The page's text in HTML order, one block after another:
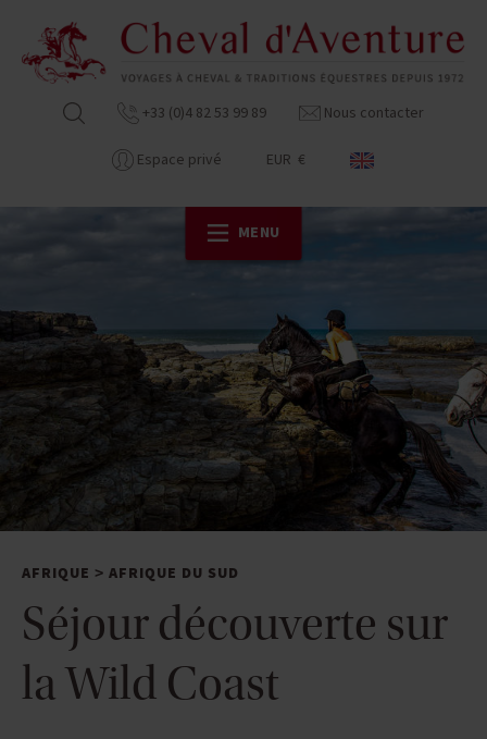
+33 (0)4 82 53 99 89 Nous contacter
Espace privé EUR €
MENU
AFRIQUE > AFRIQUE DU SUD
Séjour découverte sur
la Wild Coast